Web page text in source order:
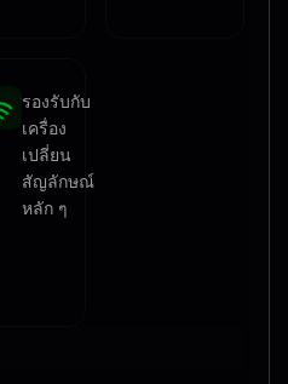
รองรับกับ
เครื่อง
เปลี่ยน
สัญลักษณ์
หลัก ๆ